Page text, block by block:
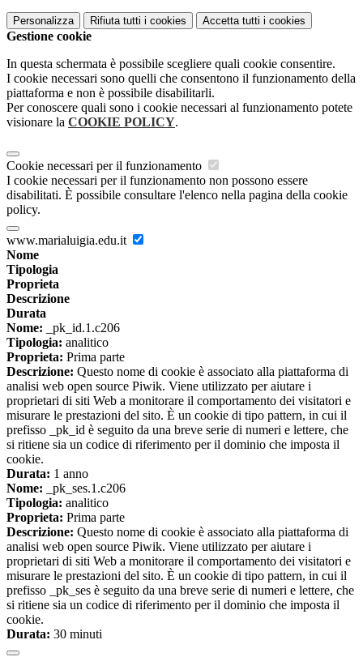
Personalizza Rifiuta tutti i cookies Accetta tutti i cookies
Gestione cookie
In questa schermata è possibile scegliere quali cookie consentire.
I cookie necessari sono quelli che consentono il funzionamento della
piattaforma e non è possibile disabilitarli.
Per conoscere quali sono i cookie necessari al funzionamento potete
visionare la COOKIE POLICY.
Cookie necessari per il funzionamento
I cookie necessari per il funzionamento non possono essere
disabilitati. È possibile consultare l'elenco nella pagina della cookie
policy.
www.marialuigia.edu.it
Nome
Tipologia
Proprieta
Descrizione
Durata
Nome: _pk_id.1.c206
Tipologia: analitico
Proprieta: Prima parte
Descrizione: Questo nome di cookie è associato alla piattaforma di
analisi web open source Piwik. Viene utilizzato per aiutare i
proprietari di siti Web a monitorare il comportamento dei visitatori e
misurare le prestazioni del sito. È un cookie di tipo pattern, in cui il
prefisso _pk_id è seguito da una breve serie di numeri e lettere, che
si ritiene sia un codice di riferimento per il dominio che imposta il
cookie.
Durata: 1 anno
Nome: _pk_ses.1.c206
Tipologia: analitico
Proprieta: Prima parte
Descrizione: Questo nome di cookie è associato alla piattaforma di
analisi web open source Piwik. Viene utilizzato per aiutare i
proprietari di siti Web a monitorare il comportamento dei visitatori e
misurare le prestazioni del sito. È un cookie di tipo pattern, in cui il
prefisso _pk_ses è seguito da una breve serie di numeri e lettere, che
si ritiene sia un codice di riferimento per il dominio che imposta il
cookie.
Durata: 30 minuti